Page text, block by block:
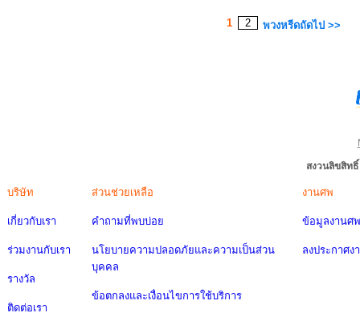
1 2 พวงหรีดถัดไป >>
สงวนลิขสิท
บริษัท
เกี่ยวกับเรา
ร่วมงานกับเรา
รางวัล
ติดต่อเรา
ส่วนช่วยเหลือ
คำถามที่พบบ่อย
นโยบายความปลอดภัยและความเป็นส่วน
บุคคล
ข้อตกลงและเงื่อนไขการใช้บริการ
งานศพ
ข้อมูลงานศพ
ลงประกาศง